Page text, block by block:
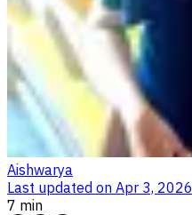
Aishwarya
Last updated on Apr 3, 2026
7 min